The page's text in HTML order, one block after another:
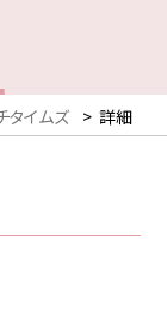
タイムズ > 詳細